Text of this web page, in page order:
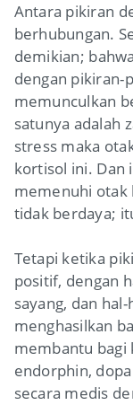
Antara pikiran
berhubungan.
demikian;
dengan pikiran-
memunculkan
satunya adalah
stress maka
kortisol ini. Dan
memenuhi otak
tidak berdaya;
Tetapi ketika
positif, dengan
sayang, dan
menghasilkan
membantu bagi
endorphin,
secara medis